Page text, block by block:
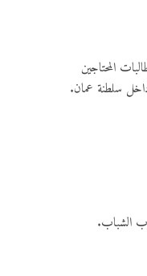
المحتاجين
داخل سلطنة عمان.
الشباب.